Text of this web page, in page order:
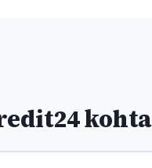
kohta